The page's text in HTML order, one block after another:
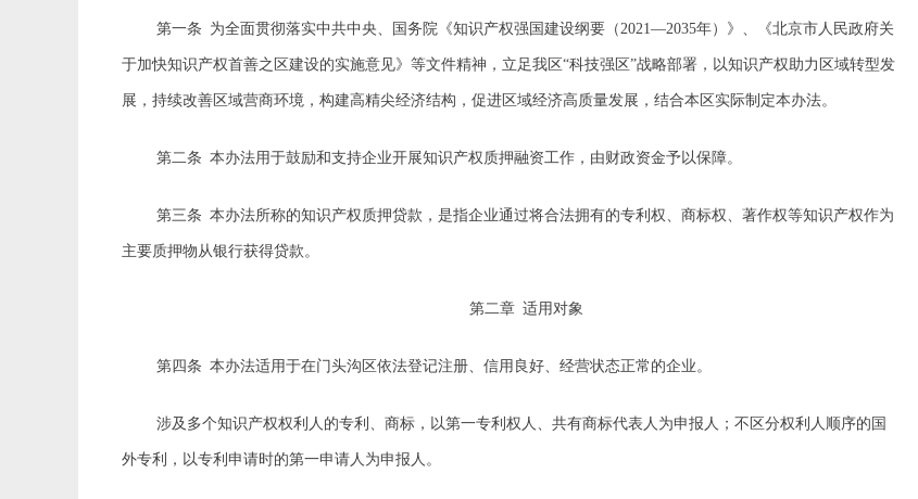
第一条 为全面贯彻落实中共中央、国务院《知识产权强国建设纲要（2021—2035年）》、《北京市人民政府关
于加快知识产权首善之区建设的实施意见》等文件精神，立足我区“科技强区”战略部署，以知识产权助力区域转型发
展，持续改善区域营商环境，构建高精尖经济结构，促进区域经济高质量发展，结合本区实际制定本办法。
第二条本办法用于鼓励和支持企业开展知识产权质押融资工作，由财政资金予以保障。
第三条本办法所称的知识产权质押贷款，是指企业通过将合法拥有的专利权、商标权、著作权等知识产权作为
主要质押物从银行获得贷款。
第二章适用对象
第四条本办法适用于在门头沟区依法登记注册、信用良好、经营状态正常的企业。
涉及多个知识产权权利人的专利、商标，以第一专利权人、共有商标代表人为申报人；不区分权利人顺序的国
外专利，以专利申请时的第一申请人为申报人。